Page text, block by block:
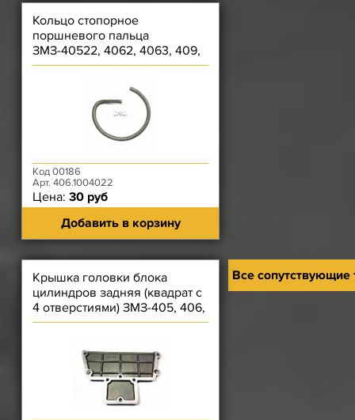
Кольцо стопорное
поршневого пальца
ЗМЗ-40522, 4062, 4063, 409,
40524, 40525, 40904
Код 00186
Арт. 406.1004022
Цена: 30 руб
Добавить в корзину
Крышка головки блока
цилиндров задняя (квадрат с
4 отверстиями) ЗМЗ-405, 406,
409
Все сопутствующие